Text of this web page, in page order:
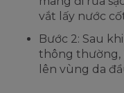
vắt lấy nước
Bước 2: Sau
thông thường,
lên vùng da